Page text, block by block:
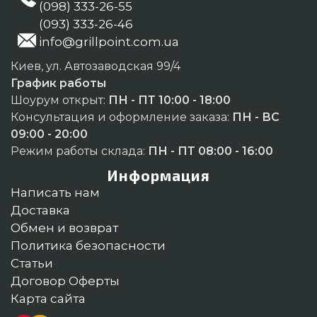
(098) 333-26-55
(093) 333-26-46
info@grillpoint.com.ua
Киев, ул. Автозаводская 99/4
График работы
Шоурум открыт: ПН - ПТ 10:00 - 18:00
Консультация и оформление заказа: ПН - ВС
09:00 - 20:00
Режим работы склада: ПН - ПТ 08:00 - 16:00
Информация
Написать нам
Доставка
Обмен и возврат
Политика безопасности
Статьи
Договор Оферты
Карта сайта